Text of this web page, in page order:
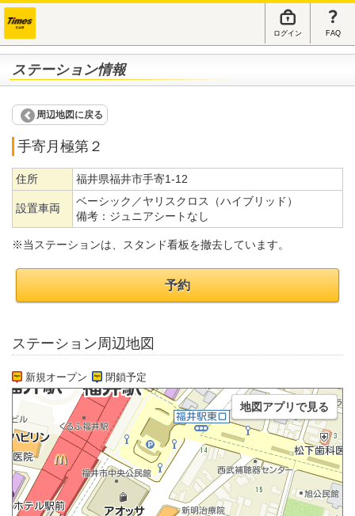
ログイン FAQ
ステーション情報
周辺地図に戻る
手寄月極第２
住所 福井県福井市手寄1-12
設置車両
ベーシック／ヤリスクロス（ハイブリッド）
備考： ジュニアシートなし
※当ステーションは、スタンド看板を撤去しています。
予約
ステーション周辺地図
新規オープン 閉鎖予定
地図アプリで見る